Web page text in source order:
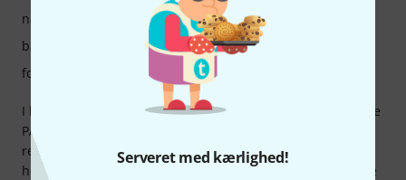
Serveret med kærlighed!
I bought these as I have a tendency to stand too close to the
PA/Speakers at gigs, and I've also started playing in a band
recently and didn't want to start having problems with my
hearing - I'm not getting any younger!. I've found that these
naturlighed
bærekomfort
forarbejdning